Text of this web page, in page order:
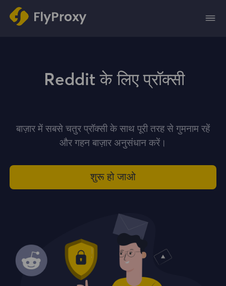
Reddit के लिए प्रॉक्सी
बाज़ार में सबसे चतुर प्रॉक्सी के साथ पूरी तरह से गुमनाम रहें
और गहन बाज़ार अनुसंधान करें।
शुरू हो जाओ